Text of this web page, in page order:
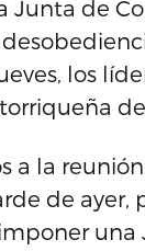
Junta de
los
de
a la
de ayer,
una